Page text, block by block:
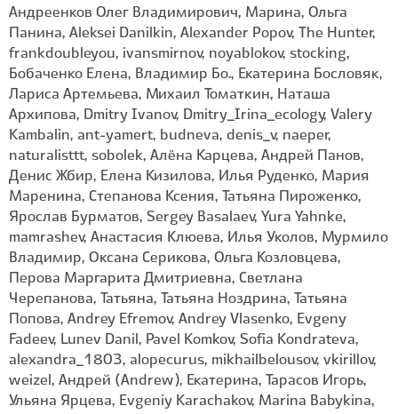
Андреенков Олег Владимирович, Марина, Ольга
Панина, Aleksei Danilkin, Alexander Popov, The Hunter,
frankdoubleyou, ivansmirnov, noyablokov, stocking,
Бобаченко Елена, Владимир Бо., Екатерина Бословяк,
Лариса Артемьева, Михаил Томаткин, Наташа
Архипова, Dmitry Ivanov, Dmitry_Irina_ecology, Valery
Kambalin, ant-yamert, budneva, denis_v, naeper,
naturalisttt, sobolek, Алёна Карцева, Андрей Панов,
Денис Жбир, Елена Кизилова, Илья Руденко, Мария
Маренина, Степанова Ксения, Татьяна Пироженко,
Ярослав Бурматов, Sergey Basalaev, Yura Yahnke,
mamrashev, Анастасия Клюева, Илья Уколов, Мурмило
Владимир, Оксана Серикова, Ольга Козловцева,
Перова Маргарита Дмитриевна, Светлана
Черепанова, Татьяна, Татьяна Ноздрина, Татьяна
Попова, Andrey Efremov, Andrey Vlasenko, Evgeny
Fadeev, Lunev Danil, Pavel Komkov, Sofia Kondrateva,
alexandra_1803, alopecurus, mikhailbelousov, vkirillov,
weizel, Андрей (Andrew), Екатерина, Тарасов Игорь,
Ульяна Ярцева, Evgeniy Karachakov, Marina Babykina,